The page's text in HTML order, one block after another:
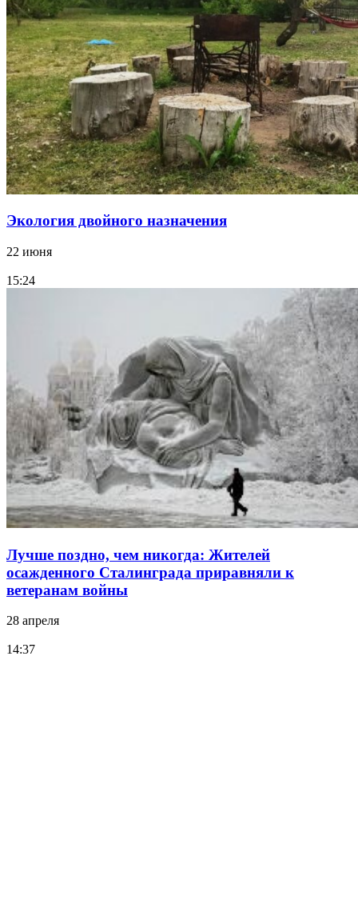
Экология двойного назначения
22 июня
15:24
Лучше поздно, чем никогда: Жителей
осажденного Сталинграда приравняли к
ветеранам войны
28 апреля
14:37